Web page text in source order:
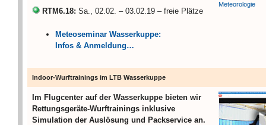
RTM6.18: Sa., 02.02. – 03.02.19 – freie Plätze
Meteoseminar Wasserkuppe:
Infos & Anmeldung…
Meteorologie
Indoor-Wurftrainings im LTB Wasserkuppe
Im Flugcenter auf der Wasserkuppe bieten wir
Rettungsgeräte-Wurftrainings inklusive
Simulation der Auslösung und Packservice an.